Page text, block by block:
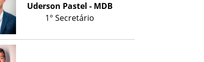
Uderson Pastel - MDB
1° Secretário